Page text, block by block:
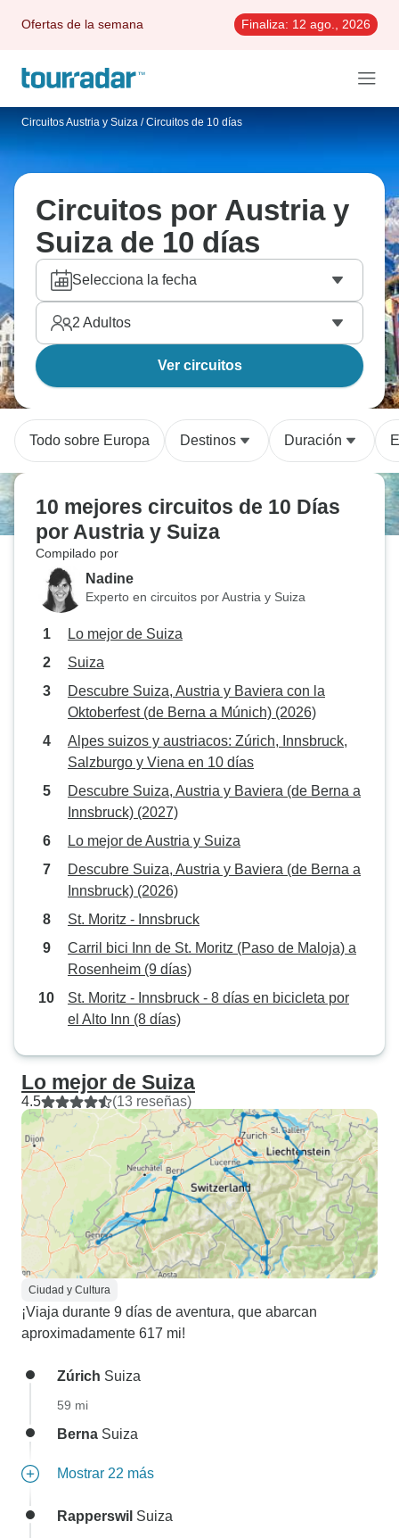
Ofertas de la semana Finaliza: 12 ago., 2026
Circuitos Austria y Suiza / Circuitos de 10 días
Circuitos por Austria y
Suiza de 10 días
Selecciona la fecha
2 Adultos
Ver circuitos
Todo sobre Europa Destinos Duración
10 mejores circuitos de 10 Días
por Austria y Suiza
Compilado por
Nadine
Experto en circuitos por Austria y Suiza
Lo mejor de Suiza
Suiza
Descubre Suiza, Austria y Baviera con la
Oktoberfest (de Berna a Múnich) (2026)
Alpes suizos y austriacos: Zúrich, Innsbruck,
Salzburgo y Viena en 10 días
Descubre Suiza, Austria y Baviera (de Berna a
Innsbruck) (2027)
Lo mejor de Austria y Suiza
Descubre Suiza, Austria y Baviera (de Berna a
Innsbruck) (2026)
St. Moritz - Innsbruck
Carril bici Inn de St. Moritz (Paso de Maloja) a
Rosenheim (9 días)
St. Moritz - Innsbruck - 8 días en bicicleta por
el Alto Inn (8 días)
Lo mejor de Suiza
4.5 (13 reseñas)
Ciudad y Cultura
¡Viaja durante 9 días de aventura, que abarcan
aproximadamente 617 mi!
Zúrich Suiza
59 mi
Berna Suiza
Mostrar 22 más
Rapperswil Suiza